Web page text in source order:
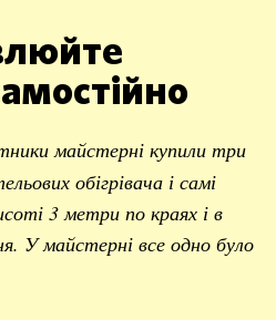
майстерні купили три
обігрівача і самі
3 метри по краях і в
У майстерні все одно було